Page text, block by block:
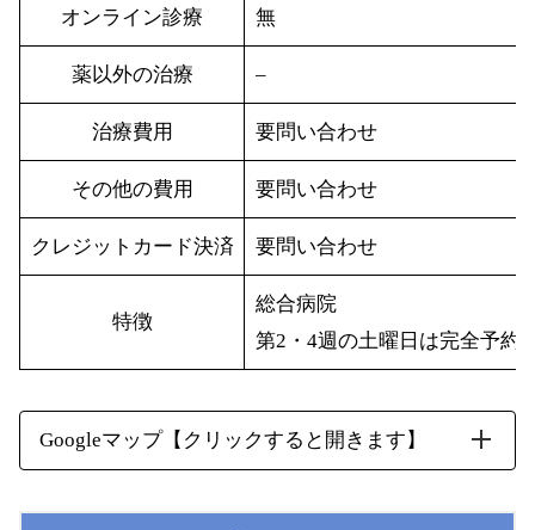
オンライン診療 無
薬以外の治療 –
治療費用 要問い合わせ
その他の費用 要問い合わせ
クレジットカード決済 要問い合わせ
特徴
総合病院
第2・4週の土曜日は完全予約
Googleマップ【クリックすると開きます】